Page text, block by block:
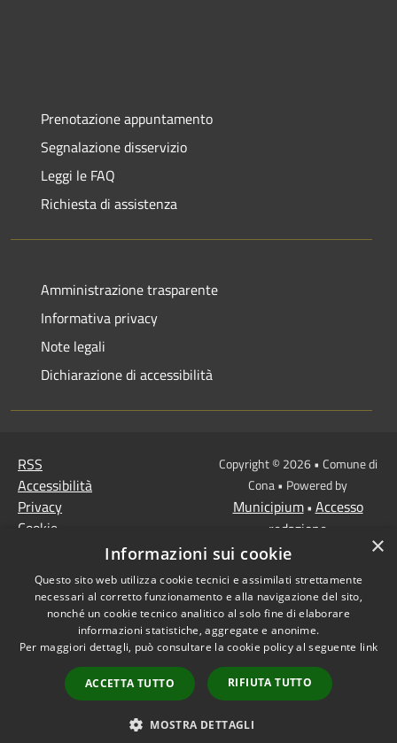
Prenotazione appuntamento
Segnalazione disservizio
Leggi le FAQ
Richiesta di assistenza
Amministrazione trasparente
Informativa privacy
Note legali
Dichiarazione di accessibilità
RSS
Accessibilità
Privacy
Cookie
MISSIONE 2 Rivoluzione
verde e transizione
ecologica
Missione 1 -
Digitalizzazione,
innovazione,
competitività, cultura e
Copyright © 2026 • Comune di
Cona • Powered by
Municipium• Accesso
redazione
×
Informazioni sui cookie
Questo sito web utilizza cookie tecnici e assimilati strettamente
necessari al corretto funzionamento e alla navigazione del sito,
nonché un cookie tecnico analitico al solo fine di elaborare
informazioni statistiche, aggregate e anonime.
Per maggiori dettagli, può consultare la cookie policy al seguente link
ACCETTA TUTTO RIFIUTA TUTTO
MOSTRA DETTAGLI